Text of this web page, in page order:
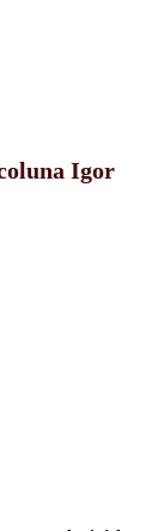
Igor